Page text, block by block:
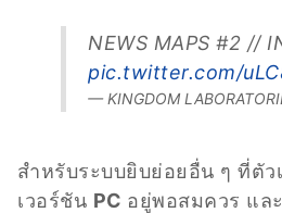
NEWS MAPS #2 //
pic.twitter.com/
— KINGDOM
สำหรับระบบยิบย่อยอื่น ๆ ที่ตัว
เวอร์ชัน PC อยู่พอสมควร แล